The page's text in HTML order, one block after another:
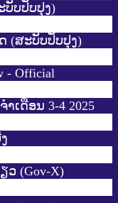
ບັບປັບປຸງ)
(ສະບັບປັບປຸງ)
- Official
ເດືອນ 3-4 2025
(Gov-X)